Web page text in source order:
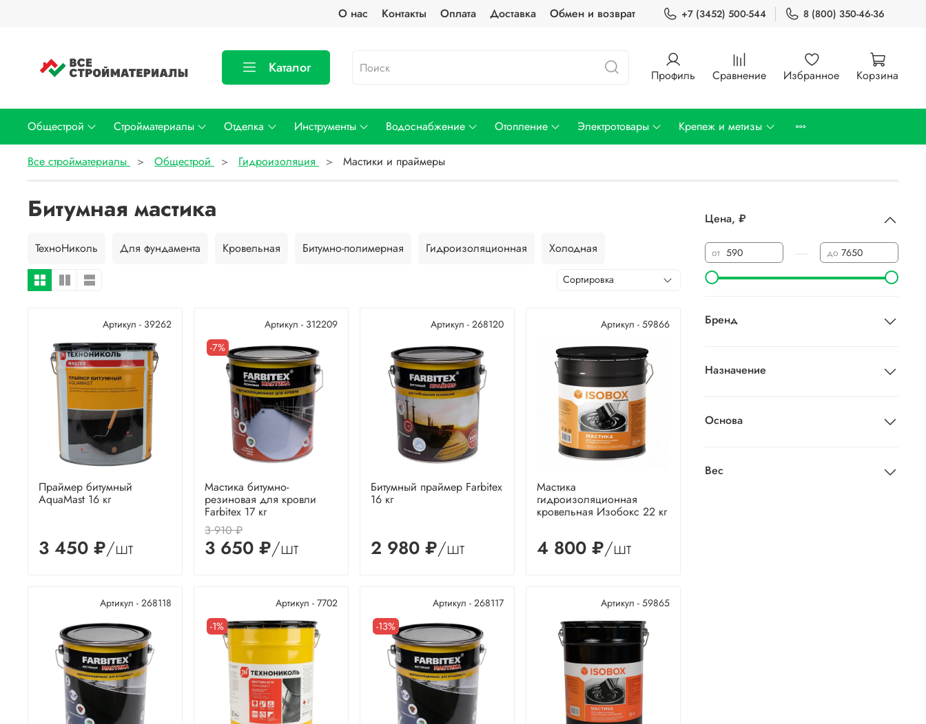
О нас Контакты Оплата Доставка Обмен и возврат +7 (3452) 500-544 8 (800) 350-46-36
Каталог Профиль Сравнение Избранное Корзина
Общестрой Стройматериалы Отделка Инструменты Водоснабжение Отопление Электротовары Крепеж и метизы
Все стройматериалы Общестрой Гидроизоляция Мастики и праймеры
Битумная мастика
ТехноНиколь Для фундамента Кровельная Битумно-полимерная Гидроизоляционная Холодная
Артикул - 39262
Праймер битумный
AquaMast 16 кг
3 450 ₽/шт
Артикул - 312209
-7%
Мастика битумно-
резиновая для кровли
Farbitex 17 кг
3 910 ₽
3 650 ₽/шт
Артикул - 268120
Битумный праймер Farbitex
16 кг
2 980 ₽/шт
Артикул - 59866
Мастика
гидроизоляционная
кровельная Изобокс 22 кг
4 800 ₽/шт
Артикул - 268118
Артикул - 7702
-1%
Артикул - 268117
-13%
Артикул - 59865
Цена, ₽
от до
Бренд
Назначение
Основа
Вес